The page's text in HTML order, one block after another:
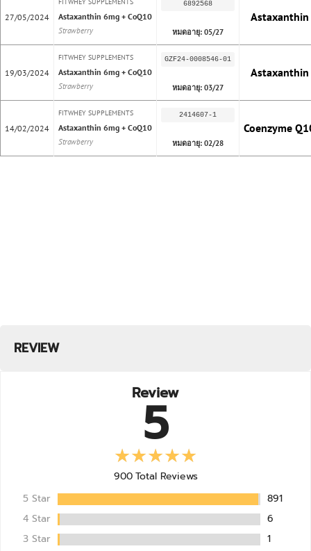
27/05/2024 Astaxanthin 6mg + CoQ10
Strawberry
6892568
หมดอายุ: 05/27
Astaxanthin
19/03/2024
FITWHEY SUPPLEMENTS
Astaxanthin 6mg + CoQ10
Strawberry
GZF24-0008546-01
หมดอายุ: 03/27
Astaxanthin
14/02/2024
FITWHEY SUPPLEMENTS
Astaxanthin 6mg + CoQ10
Strawberry
2414607-1
หมดอายุ: 02/28
Coenzyme
REVIEW
Review
5
900 Total Reviews
5 Star
891
4 Star
6
3 Star
1